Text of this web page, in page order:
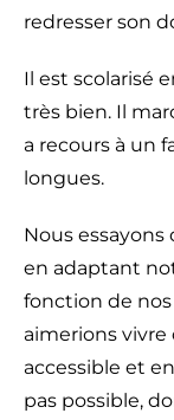
redresser son
Il est scolarisé
très bien. Il
a recours à un
longues.
Nous essayons
en adaptant
fonction de
aimerions
accessible et
pas possible,